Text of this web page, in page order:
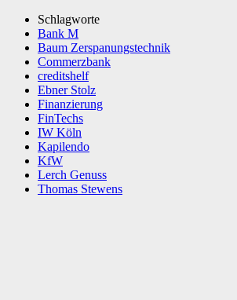
Schlagworte
Bank M
Baum Zerspanungstechnik
Commerzbank
creditshelf
Ebner Stolz
Finanzierung
FinTechs
IW Köln
Kapilendo
KfW
Lerch Genuss
Thomas Stewens